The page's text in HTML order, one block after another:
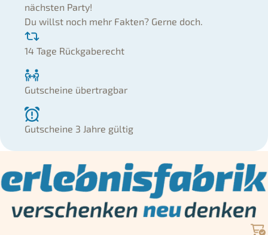
nächsten Party!
Du willst noch mehr Fakten? Gerne doch.
14 Tage Rückgaberecht
Gutscheine übertragbar
Gutscheine 3 Jahre gültig